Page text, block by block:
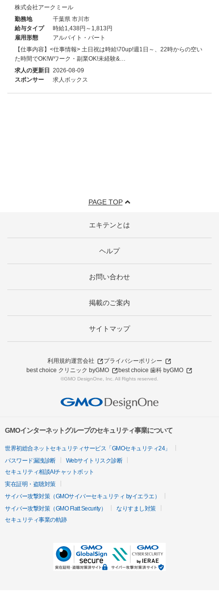
株式会社アークミール
勤務地
千葉県 市川市
給与タイプ
時給1,438円～1,813円
雇用形態
アルバイト・パート
【仕事内容】<仕事情報> 土日祝は時給\70up!週1日～、22時からの空い
た時間でOK!Wワーク・副業OK!未経験&…
求人の更新日 2026-08-09
スポンサー
求人ボックス
PAGE TOP
エキテンとは
ヘルプ
お問い合わせ
掲載のご案内
サイトマップ
利用規約運営会社
プライバシーポリシー
best choice クリニック byGMO
best choice 歯科 byGMO
©GMO DesignOne, Inc. All Rights reserved.
GMOインターネットグループのセキュリティ事業について
世界初総合ネットセキュリティサービス「GMOセキュリティ24」
パスワード漏洩診断
Webサイトリスク診断
セキュリティ相談AIチャットボット
実在証明・盗聴対策
サイバー攻撃対策（GMOサイバーセキュリティ byイエラエ）
サイバー攻撃対策（GMO Flatt Security）
なりすまし対策
セキュリティ事業の軌跡